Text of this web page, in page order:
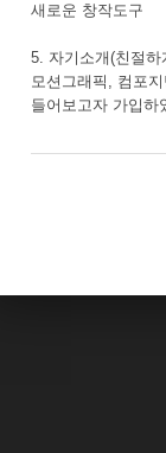
새로운 창작도구
5. 자기소개(친절
모션그래픽, 컴포
들어보고자 가입하